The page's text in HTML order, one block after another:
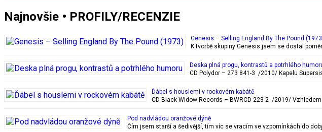
Najnovšie • PROFILY/RECENZIE
Genesis – Selling England By The Pound
K tvorbě skupiny Genesis jsem se dostal
Deska plná progu, kontrastů a potrhlého
CD Polydor – 273 841-3 /2010/ Kapelu
Ďábel s houslemi v rockovém kabátě
CD Black Widow Records – BWRCD 223-2 /2019/
Pod nadvládou oranžové dýně
Čím jsem starší a šedivější, tím víc se vracím ve vzpomínkách do